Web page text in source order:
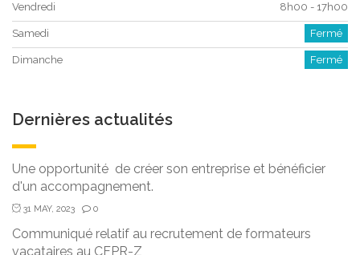
Vendredi 8h00 - 17h00
Samedi Fermé
Dimanche Fermé
Dernières actualités
Une opportunité de créer son entreprise et bénéficier
d'un accompagnement.
31 MAY, 2023 0
Communiqué relatif au recrutement de formateurs
vacataires au CFPR-Z